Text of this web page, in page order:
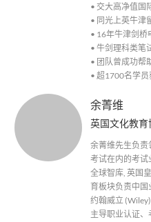
• 交大高净值国
• 同光上英牛津
• 16年牛津剑桥
• 牛剑理科类笔
• 团队曾成功帮
• 超1700名学
余菁维
英国文化教
余菁维先生负责
考试在内的考试
全球智库, 英国
育板块负责中国
约翰威立
主导职业认证